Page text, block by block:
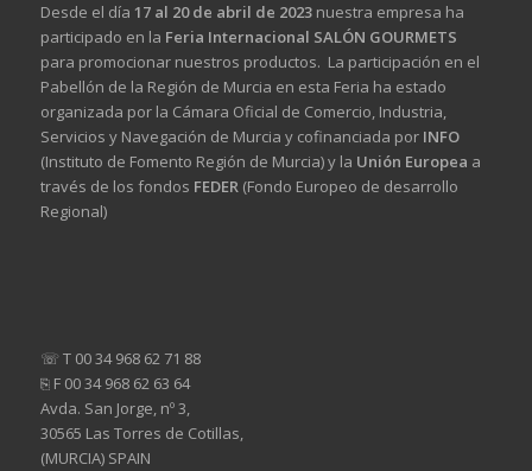
Desde el día 17 al 20 de abril de 2023nuestra empresa ha
participado en la Feria Internacional SALÓN GOURMETS
para promocionar nuestros productos. La participación en el
Pabellón de la Región de Murcia en esta Feria ha estado
organizada por la Cámara Oficial de Comercio, Industria,
Servicios y Navegación de Murcia y cofinanciada por INFO
(Instituto de Fomento Región de Murcia) y la Unión Europea a
través de los fondos FEDER(Fondo Europeo de desarrollo
Regional)
☏ T 00 34 968 62 71 88
⎘ F 00 34 968 62 63 64
Avda. San Jorge, nº 3,
30565 Las Torres de Cotillas,
(MURCIA) SPAIN